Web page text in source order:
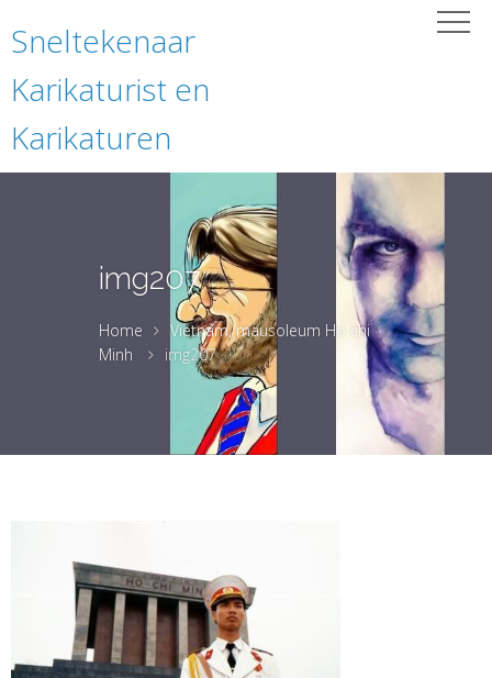
Sneltekenaar
Karikaturist en
Karikaturen
img207
Home
Vietnam, mausoleum Ho chi
Minh
img207